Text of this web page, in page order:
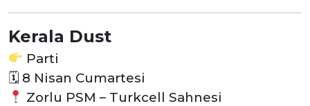
Kerala Dust
Parti
🗓 8 Nisan Cumartesi
Zorlu PSM – Turkcell Sahnesi